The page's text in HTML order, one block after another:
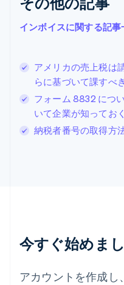
インボイスに関する記事
アメリカの売上税は
らに基づいて課すべ
フォーム 8832 につ
いて企業が知ってお
納税者番号の取得方
今すぐ始めま
アカウントを作成し
English Italiano
ジブラルタル
English 简体中文
スイス
DeutschFrançaisItaliano
スウェーデン
SvenskaEnglish
スペイン
Español English
デンマーク
ドイツ